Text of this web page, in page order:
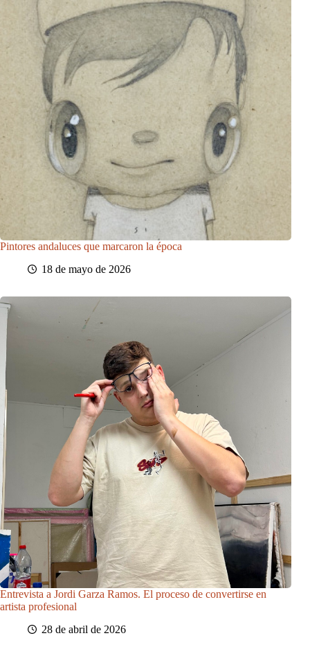
Pintores andaluces que marcaron la época
18 de mayo de 2026
Entrevista a Jordi Garza Ramos. El proceso de convertirse en
artista profesional
28 de abril de 2026